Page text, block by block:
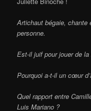
Artichaut bégaie, chante
personne.
Est-il juif pour jouer de
Pourquoi a-t-il un cœur
Quel rapport entre
Luis Mariano ?